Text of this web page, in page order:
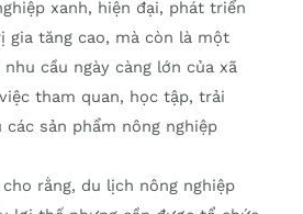
xanh, hiện đại, phát triển
gia tăng cao, mà còn là một
cầu ngày càng lớn của xã
tham quan, học tập, trải
sản phẩm nông nghiệp
rằng, du lịch nông nghiệp